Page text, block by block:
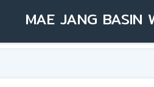
MAE JANG BASIN